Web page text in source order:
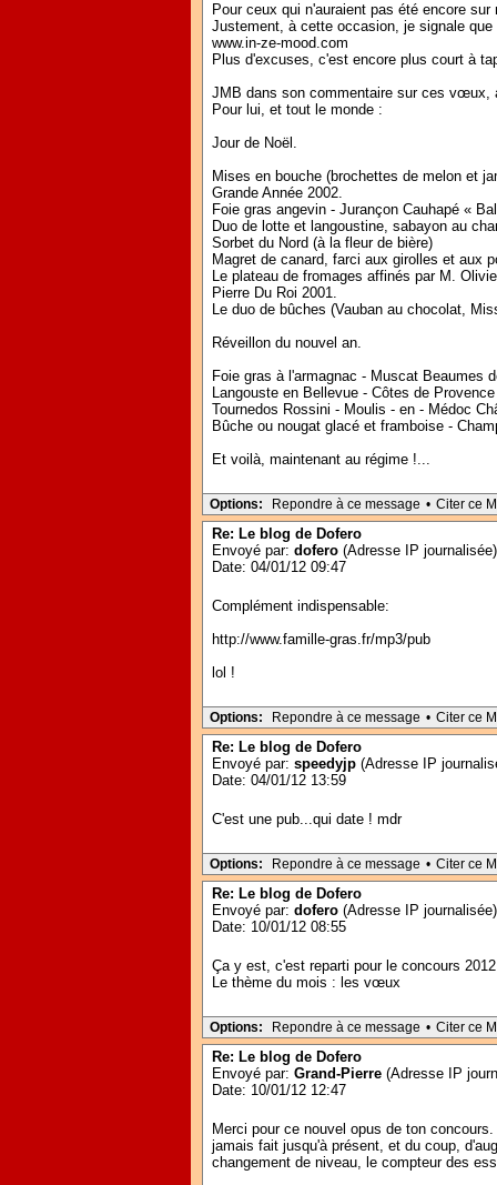
Pour ceux qui n'auraient pas été encore
Justement, à cette occasion, je signale
www.in-ze-mood.com
Plus d'excuses, c'est encore plus court à
JMB dans son commentaire sur ces vœux,
Pour lui, et tout le monde :
Jour de Noël.
Mises en bouche (brochettes de melon et
Grande Année 2002.
Foie gras angevin - Jurançon Cauhapé «
Duo de lotte et langoustine, sabayon au
Sorbet du Nord (à la fleur de bière)
Magret de canard, farci aux girolles et aux
Le plateau de fromages affinés par M.
Pierre Du Roi 2001.
Le duo de bûches (Vauban au chocolat,
Réveillon du nouvel an.
Foie gras à l'armagnac - Muscat Beaumes
Langouste en Bellevue - Côtes de
Tournedos Rossini - Moulis - en - Médoc
Bûche ou nougat glacé et framboise -
Et voilà, maintenant au régime !...
Options: Repondre à ce message • Citer ce
Re: Le blog de Dofero
Envoyé par: dofero (Adresse IP journalisée)
Date: 04/01/12 09:47
Complément indispensable:
http://www.famille-gras.fr/mp3/pub
lol !
Options: Repondre à ce message • Citer ce
Re: Le blog de Dofero
Envoyé par: speedyjp (Adresse IP
Date: 04/01/12 13:59
C'est une pub...qui date ! mdr
Options: Repondre à ce message • Citer ce
Re: Le blog de Dofero
Envoyé par: dofero (Adresse IP journalisée)
Date: 10/01/12 08:55
Ça y est, c'est reparti pour le concours
Le thème du mois : les vœux
Options: Repondre à ce message • Citer ce
Re: Le blog de Dofero
Envoyé par: Grand-Pierre (Adresse IP
Date: 10/01/12 12:47
Merci pour ce nouvel opus de ton
jamais fait jusqu'à présent, et du coup,
changement de niveau, le compteur des